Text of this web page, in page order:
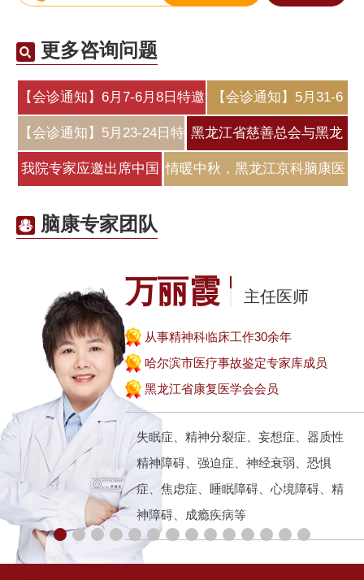
更多咨询问题
【会诊通知】6月7-6月8日特邀
北
【会诊通知】5月31-6
月2日特邀北
【会诊通知】5月23-24日特
邀原北
黑龙江省慈善总会与黑龙
江京科脑
我院专家应邀出席中国 情暖中秋，黑龙江京科脑康医
脑康专家团队
万丽霞 主任医师
从事精神科临床工作30余年
哈尔滨市医疗事故鉴定专家库成员
黑龙江省康复医学会会员
失眠症、精神分裂症、妄想症、器质性
精神障碍、强迫症、神经衰弱、恐惧
症、焦虑症、睡眠障碍、心境障碍、精
神障碍、成瘾疾病等